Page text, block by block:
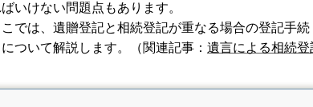
いけない問題点もあります。
こでは、遺贈登記と相続登記が重なる場合の登記手続
について解説します。
（関連記事： 遺言による相続登